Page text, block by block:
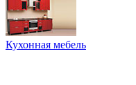
Кухонная мебель